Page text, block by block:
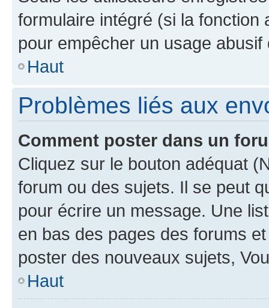
formulaire intégré (si la fonction
pour empêcher un usage
Haut
Problèmes liés aux
Comment poster dans un
Cliquez sur le bouton adéquat
forum ou des sujets. Il se peut
pour écrire un message. Une
en bas des pages des forums
poster des nouveaux sujets,
Haut